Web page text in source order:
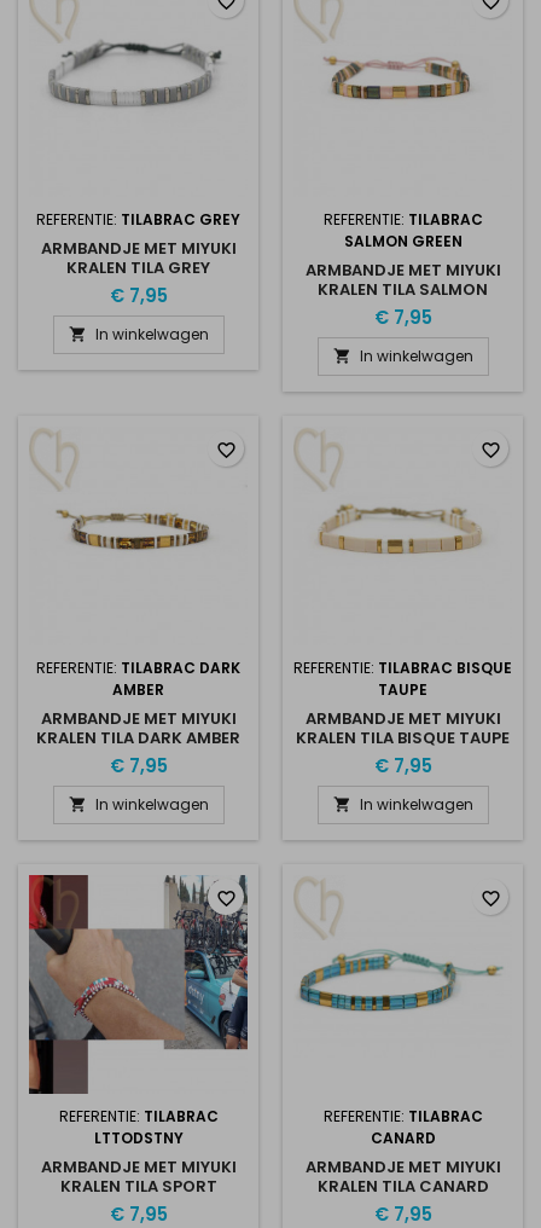
REFERENTIE: TILABRAC GREY
ARMBANDJE MET MIYUKI
KRALEN TILA GREY
€ 7,95
 In winkelwagen
REFERENTIE: TILABRAC
SALMON GREEN
ARMBANDJE MET MIYUKI
KRALEN TILA SALMON
GREEN
€ 7,95
 In winkelwagen
REFERENTIE: TILABRAC DARK
AMBER
ARMBANDJE MET MIYUKI
KRALEN TILA DARK AMBER
€ 7,95
 In winkelwagen
favorite_border
REFERENTIE: TILABRAC BISQUE
TAUPE
ARMBANDJE MET MIYUKI
KRALEN TILA BISQUE TAUPE
€ 7,95
 In winkelwagen
favorite_border
REFERENTIE: TILABRAC
LTTODSTNY
ARMBANDJE MET MIYUKI
KRALEN TILA SPORT
LTTODSTNY
€ 7,95
favorite_border
REFERENTIE: TILABRAC
CANARD
ARMBANDJE MET MIYUKI
KRALEN TILA CANARD
GOLD
€ 7,95
favorite_border